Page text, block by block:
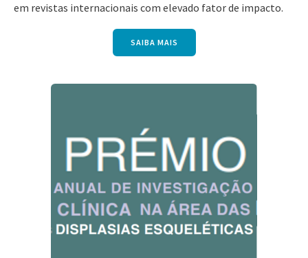
em revistas internacionais com elevado fator de impacto.
SAIBA MAIS